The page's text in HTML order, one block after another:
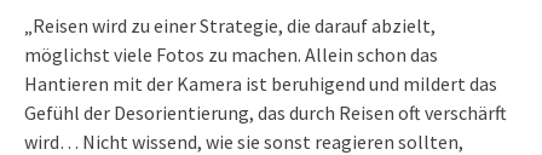
„Reisen wird zu einer Strategie, die darauf abzielt,
möglichst viele Fotos zu machen. Allein schon das
Hantieren mit der Kamera ist beruhigend und mildert das
Gefühl der Desorientierung, das durch Reisen oft verschärft
wird… Nicht wissend, wie sie sonst reagieren sollten,